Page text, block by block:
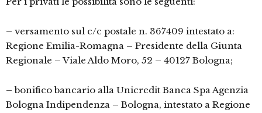
– versamento sul c/c postale n. 367409 intestato a:
Regione Emilia-Romagna – Presidente della Giunta
Regionale – Viale Aldo Moro, 52 – 40127 Bologna;
– bonifico bancario alla Unicredit Banca Spa Agenzia
Bologna Indipendenza – Bologna, intestato a Regione